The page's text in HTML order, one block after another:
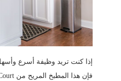
إذا كنت تريد وظيفة أسرع